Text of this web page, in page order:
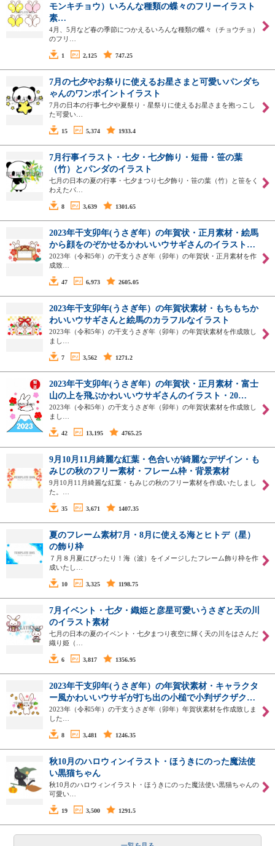
モンキチョウ）いろんな種類の蝶々のフリーイラスト
素…
4月、5月など春の季節につかえるいろんな種類の蝶々（チョウチョ）
のフリ…
1 2,125 747.25
7月の七夕やお祭りに使えるお星さまと可愛いパンダち
ゃんのワンポイントイラスト
7月の日本の行事七夕や夏祭り・星祭りに使えるお星さまを抱っこし
た可愛い…
15 5,374 1933.4
7月行事イラスト・七夕・七夕飾り・短冊・笹の葉
（竹）とパンダのイラスト
七月の日本の夏の行事・七夕まつり七夕飾り・笹の葉（竹）と笹をく
わえたパ…
8 3,639 1301.65
2023年干支卯年(うさぎ年）の年賀状・正月素材・絵馬
から顔をのぞかせるかわいいウサギさんのイラスト…
2023年（令和5年）の干支うさぎ年（卯年）の年賀状・正月素材を作
成致…
47 6,973 2605.05
2023年干支卯年(うさぎ年）の年賀状素材・もちもちか
わいいウサギさんと絵馬のカラフルなイラスト
2023年（令和5年）の干支うさぎ年（卯年）の年賀状素材を作成致し
まし…
7 3,562 1271.2
2023年干支卯年(うさぎ年）の年賀状・正月素材・富士
山の上を飛ぶかわいいウサギさんのイラスト・20…
2023年（令和5年）の干支うさぎ年（卯年）の年賀状素材を作成致し
まし…
42 13,195 4765.25
9月10月11月綺麗な紅葉・色合いが綺麗なデザイン・も
みじの秋のフリー素材・フレーム枠・背景素材
9月10月11月綺麗な紅葉・もみじの秋のフリー素材を作成いたしまし
た。…
35 3,671 1407.35
夏のフレーム素材7月・8月に使える海とヒトデ（星）
の飾り枠
７月８月夏にぴったり！海（波）をイメージしたフレーム飾り枠を作
成いたし…
10 3,325 1198.75
7月イベント・七夕・織姫と彦星可愛いうさぎと天の川
のイラスト素材
七月の日本の夏のイベント・七夕まつり夜空に輝く天の川をはさんだ
織り姫（…
6 3,817 1356.95
2023年干支卯年(うさぎ年）の年賀状素材・キャラクタ
ー風かわいいウサギが打ち出の小槌で小判ザクザク…
2023年（令和5年）の干支うさぎ年（卯年）年賀状素材を作成致しま
した…
8 3,481 1246.35
秋10月のハロウィンイラスト・ほうきにのった魔法使
い黒猫ちゃん
秋10月のハロウィンイラスト・ほうきにのった魔法使い黒猫ちゃんの
可愛い…
19 3,500 1291.5